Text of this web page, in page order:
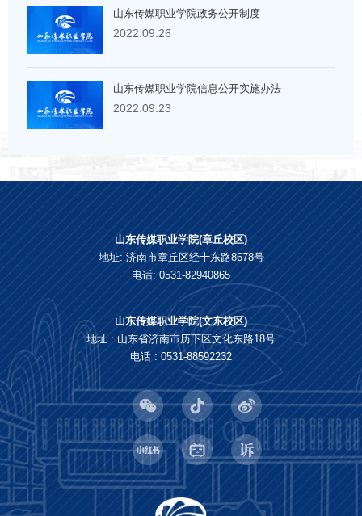
山东传媒职业学院政务公开制度
2022.09.26
山东传媒职业学院信息公开实施办法
2022.09.23
山东传媒职业学院(章丘校区)
地址: 济南市章丘区经十东路8678号
电话: 0531-82940865
山东传媒职业学院(文东校区)
地址 : 山东省济南市历下区文化东路18号
电话 : 0531-88592232